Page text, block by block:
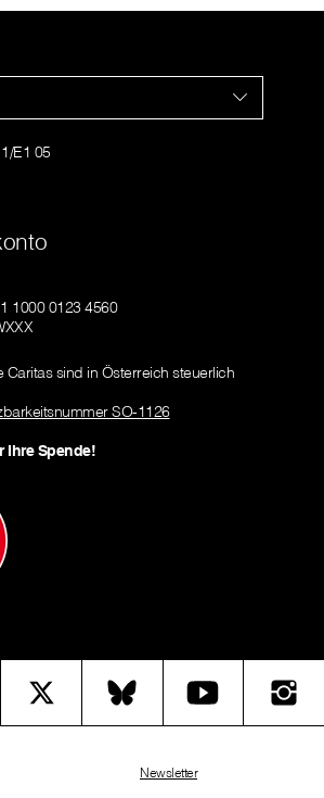
E1 05
1000 0123 4560
sind in Österreich steuerlich
SO-1126
Ihre Spende!
Newsletter